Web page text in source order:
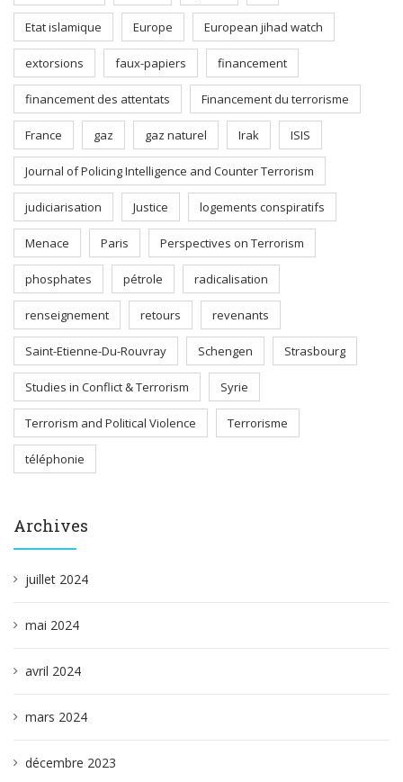
Etat islamique Europe European jihad watch
extorsions faux-papiers financement
financement des attentats Financement du terrorisme
France gaz gaz naturel Irak ISIS
Journal of Policing Intelligence and Counter Terrorism
judiciarisation Justice logements conspiratifs
Menace Paris Perspectives on Terrorism
phosphates pétrole radicalisation
renseignement retours revenants
Saint-Etienne-Du-Rouvray Schengen Strasbourg
Studies in Conflict & Terrorism Syrie
Terrorism and Political Violence Terrorisme
téléphonie
Archives
juillet 2024
mai 2024
avril 2024
mars 2024
décembre 2023